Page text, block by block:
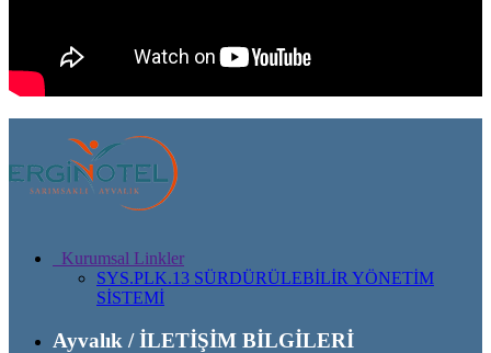
Kurumsal Linkler
SYS.PLK.13 SÜRDÜRÜLEBİLİR YÖNETİM
SİSTEMİ
Ayvalık / İLETİŞİM BİLGİLERİ